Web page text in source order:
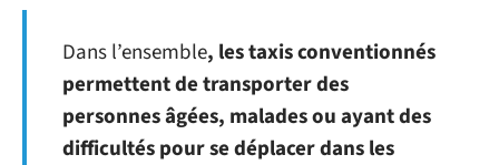
Dans l’ensemble, les taxis conventionnés
permettent de transporter des
personnes âgées, malades ou ayant des
difficultés pour se déplacer dans les